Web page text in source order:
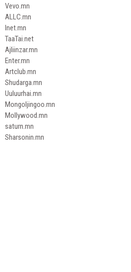
Vevo.mn
ALLC.mn
Inet.mn
TaaTai.net
Ajliinzar.mn
Enter.mn
Artclub.mn
Shudarga.mn
Uuluurhai.mn
Mongoljingoo.mn
Mollywood.mn
saturn.mn
Sharsonin.mn